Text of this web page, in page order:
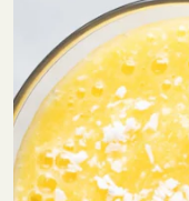
Utbildning
För återförsäljare